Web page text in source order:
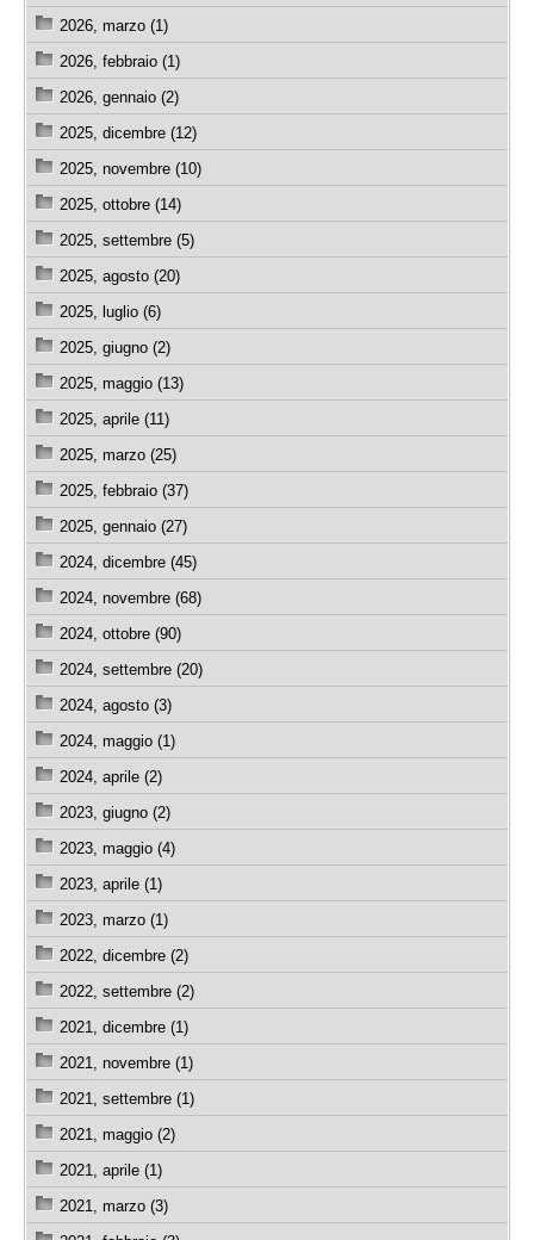
2026, marzo (1)
2026, febbraio (1)
2026, gennaio (2)
2025, dicembre (12)
2025, novembre (10)
2025, ottobre (14)
2025, settembre (5)
2025, agosto (20)
2025, luglio (6)
2025, giugno (2)
2025, maggio (13)
2025, aprile (11)
2025, marzo (25)
2025, febbraio (37)
2025, gennaio (27)
2024, dicembre (45)
2024, novembre (68)
2024, ottobre (90)
2024, settembre (20)
2024, agosto (3)
2024, maggio (1)
2024, aprile (2)
2023, giugno (2)
2023, maggio (4)
2023, aprile (1)
2023, marzo (1)
2022, dicembre (2)
2022, settembre (2)
2021, dicembre (1)
2021, novembre (1)
2021, settembre (1)
2021, maggio (2)
2021, aprile (1)
2021, marzo (3)